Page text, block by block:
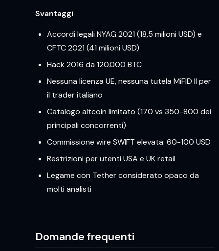
Svantaggi
Accordi legali NYAG 2021 (18,5 milioni USD) e
CFTC 2021 (41 milioni USD)
Hack 2016 da 120.000 BTC
Nessuna licenza UE, nessuna tutela MiFID II per
il trader italiano
Catalogo altcoin limitato (170 vs 350-800 dei
principali concorrenti)
Commissione wire SWIFT elevata: 60-100 USD
Restrizioni per utenti USA e UK retail
Legame con Tether considerato opaco da
molti analisti
Domande frequenti